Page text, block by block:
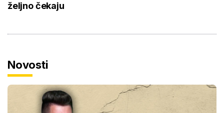
željno čekaju
Novosti